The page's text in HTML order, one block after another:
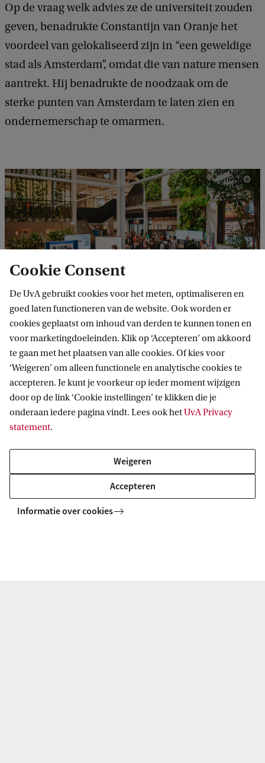
Op de vraag welk advies ze de universiteit zouden
geven, benadrukte Constantijn van Oranje het
voordeel van gelokaliseerd zijn in “een geweldige
stad als Amsterdam”, omdat die van nature mensen
aantrekt. Hij benadrukte de noodzaak om de
sterke punten van Amsterdam te laten zien en
ondernemerschap te omarmen.
Afbeeldingen: Goos Hengeveld
Cookie Consent
De UvA gebruikt cookies voor het meten, optimaliseren en
goed laten functioneren van de website. Ook worden er
cookies geplaatst om inhoud van derden te kunnen tonen en
voor marketingdoeleinden. Klik op ‘Accepteren’ om akkoord
te gaan met het plaatsen van alle cookies. Of kies voor
‘Weigeren’ om alleen functionele en analytische cookies te
accepteren. Je kunt je voorkeur op ieder moment wijzigen
door op de link ‘Cookie instellingen’ te klikken die je
onderaan iedere pagina vindt. Lees ook hetUvA Privacy
statement.
Weigeren
Accepteren
Informatie over cookies